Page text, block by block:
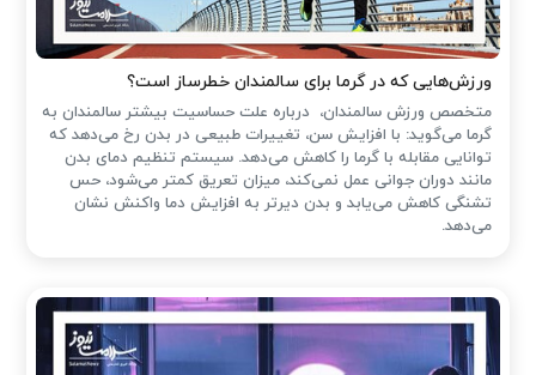
ورزش‌هایی که در گرما برای سالمندان خطرساز است؟
متخصص ورزش سالمندان، درباره علت حساسیت بیشتر سالمندان به
گرما می‌گوید: با افزایش سن، تغییرات طبیعی در بدن رخ می‌دهد که
توانایی مقابله با گرما را کاهش می‌دهد. سیستم تنظیم دمای بدن
مانند دوران جوانی عمل نمی‌کند، میزان تعریق کمتر می‌شود، حس
تشنگی کاهش می‌یابد و بدن دیرتر به افزایش دما واکنش نشان
می‌دهد.